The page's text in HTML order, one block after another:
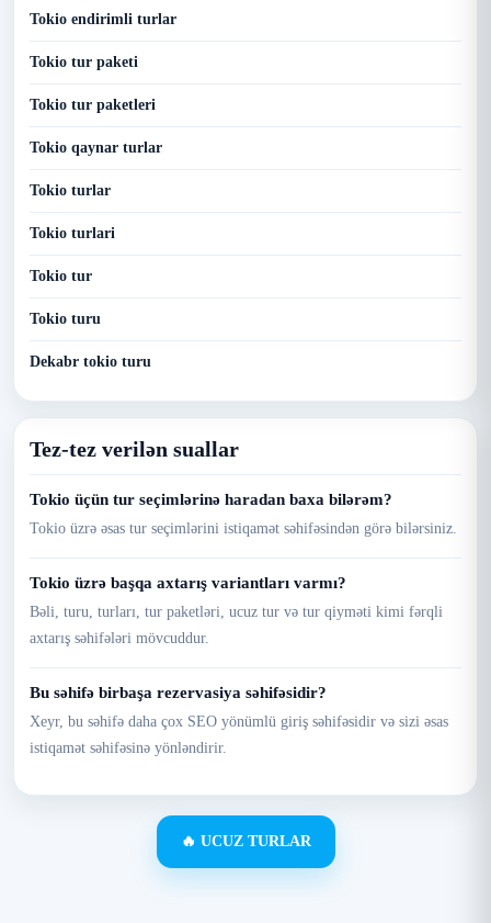
Tokio endirimli turlar
Tokio tur paketi
Tokio tur paketleri
Tokio qaynar turlar
Tokio turlar
Tokio turlari
Tokio tur
Tokio turu
Dekabr tokio turu
Tez-tez verilən suallar
Tokio üçün tur seçimlərinə haradan baxa bilərəm?
Tokio üzrə əsas tur seçimlərini istiqamət səhifəsindən görə bilərsiniz.
Tokio üzrə başqa axtarış variantları varmı?
Bəli, turu, turları, tur paketləri, ucuz tur və tur qiyməti kimi fərqli
axtarış səhifələri mövcuddur.
Bu səhifə birbaşa rezervasiya səhifəsidir?
Xeyr, bu səhifə daha çox SEO yönümlü giriş səhifəsidir və sizi əsas
istiqamət səhifəsinə yönləndirir.
🔥 UCUZ TURLAR